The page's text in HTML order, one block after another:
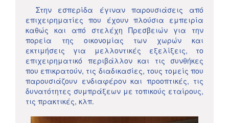
Στην εσπερίδα έγιναν παρουσιάσεις από
επιχειρηματίες που έχουν πλούσια εμπειρία
καθώς και από στελέχη Πρεσβειών για την
πορεία της οικονομίας των χωρών και
εκτιμήσεις για μελλοντικές εξελίξεις, το
επιχειρηματικό περιβάλλον και τις συνθήκες
που επικρατούν, τις διαδικασίες, τους τομείς που
παρουσιάζουν ενδιαφέρον και προοπτικές, τις
δυνατότητες συμπράξεων με τοπικούς εταίρους,
τις πρακτικές, κλπ.